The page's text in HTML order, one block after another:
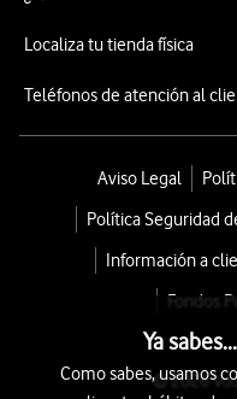
Localiza tu tienda física
Teléfonos de atención al
Aviso Legal
Política Seguridad
Información a
Fondos
© 2026
Ya
Como sabes, usamos